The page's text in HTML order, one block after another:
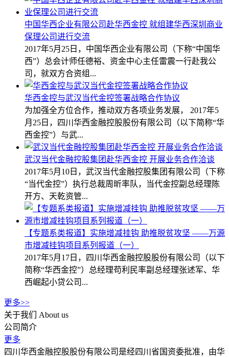
中国华西企业有限公司赴华西金控 就组建华西深圳商业
保理公司进行交流
2017年5月25日，中国华西企业有限公司（下称“中国华
西”）总会计师任德裕、资金中心主任雷震一行赴我公
司，就双方合资组...
华西金控与武汉当代金控签署战略合作协议
为加强全方位合作，推动双方各项业务发展， 2017年5
月25日，四川华西金融控股股份有限公司（以下简称“华
西金控”）与武...
武汉当代金融控股集团赴华西金控 开展业务合作洽谈
2017年5月10日，武汉当代金融控股集团有限公司（下称
“当代金控”）执行总裁周昕率队，当代金控副总经理陈
开方、天乾资管...
【专题系类报道】实施增减挂钩 助推脱贫攻坚 ——万源
市增减挂钩项目系列报道（一）
2017年5月17日，四川华西金融控股股份有限公司（以下
简称“华西金控”）总经理苟利民率副总经理张述军、华
西崛起小贷公司...
更多>>
关于我们
About us
公司简介
更多
四川华西金融控股股份有限公司是经四川省国资委批准，由华